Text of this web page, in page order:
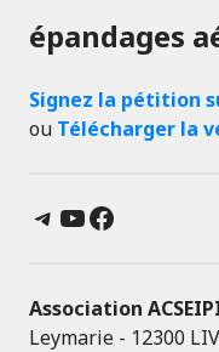
épandages
Signez la pétition
ou Télécharger la
Telegram
YouTube
Facebook
Association
Leymarie - 12300